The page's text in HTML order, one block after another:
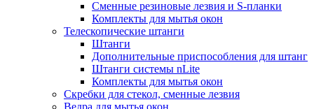
Сменные резиновые лезвия и S-планки
Комплекты для мытья окон
Телескопические штанги
Штанги
Дополнительные приспособления для штанг
Штанги системы nLite
Комплекты для мытья окон
Скребки для стекол, сменные лезвия
Ведра для мытья окон